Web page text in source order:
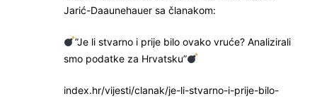
Jarić-Daaunehauer sa članakom:
”Je li stvarno i prije bilo ovako vruće? Analizirali
smo podatke za Hrvatsku”
index.hr/vijesti/clanak/je-li-stvarno-i-prije-bilo-